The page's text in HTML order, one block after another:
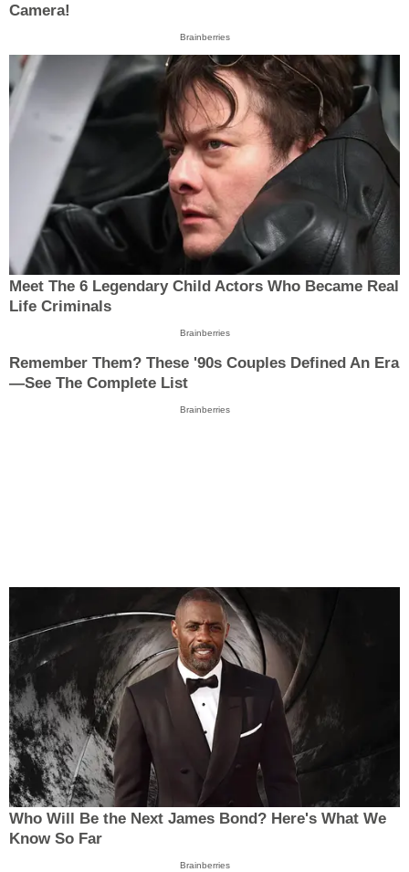
Camera!
Brainberries
Meet The 6 Legendary Child Actors Who Became Real
Life Criminals
Brainberries
Remember Them? These '90s Couples Defined An Era
—See The Complete List
Brainberries
Who Will Be the Next James Bond? Here's What We
Know So Far
Brainberries